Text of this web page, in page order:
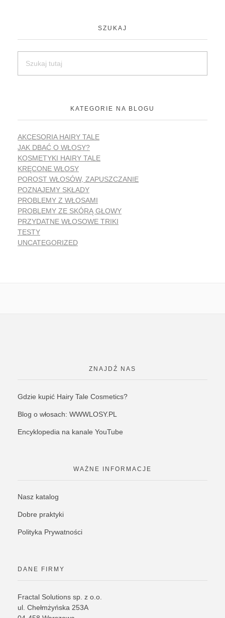
SZUKAJ
KATEGORIE NA BLOGU
AKCESORIA HAIRY TALE
JAK DBAĆ O WŁOSY?
KOSMETYKI HAIRY TALE
KRĘCONE WŁOSY
POROST WŁOSÓW, ZAPUSZCZANIE
POZNAJEMY SKŁADY
PROBLEMY Z WŁOSAMI
PROBLEMY ZE SKÓRĄ GŁOWY
PRZYDATNE WŁOSOWE TRIKI
TESTY
UNCATEGORIZED
ZNAJDŹ NAS
Gdzie kupić Hairy Tale Cosmetics?
Blog o włosach: WWWLOSY.PL
Encyklopedia na kanale YouTube
WAŻNE INFORMACJE
Nasz katalog
Dobre praktyki
Polityka Prywatności
DANE FIRMY
Fractal Solutions sp. z o.o.
ul. Chełmżyńska 253A